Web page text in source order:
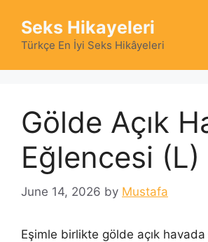
content
Seks Hikayeleri
Türkçe En İyi Seks Hikâyeleri
Gölde Açık
Eğlencesi (L)
June 14, 2026 by Mustafa
Eşimle birlikte gölde açık havada